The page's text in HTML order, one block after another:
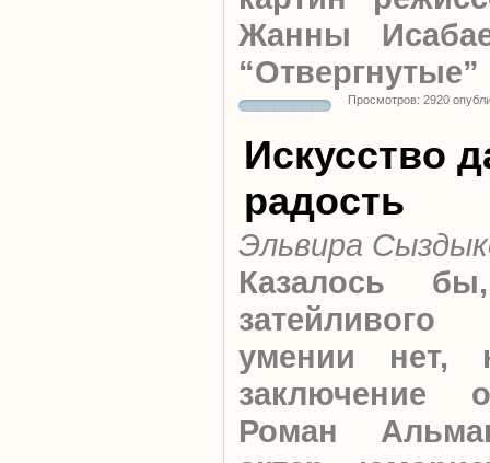
Жанны
“Отвергнутые”
Просмотров: 2920
Искусство
радость
Эльвира
Казалось
умении нет,
заключение
Роман